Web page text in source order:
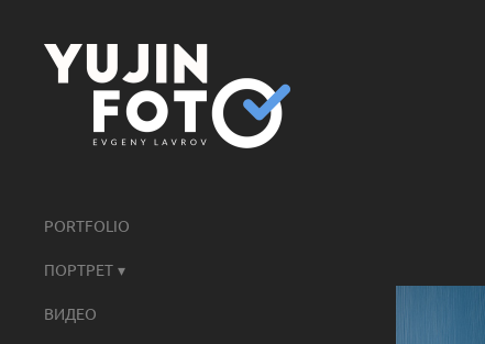
PORTFOLIO
ПОРТРЕТ
ВИДЕО